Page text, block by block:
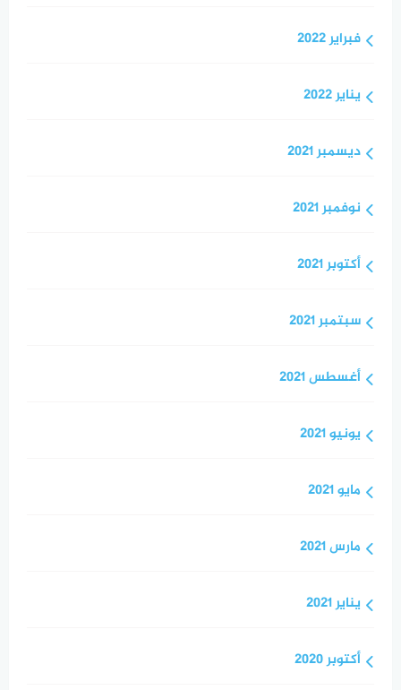
فبراير 2022
يناير 2022
ديسمبر 2021
نوفمبر 2021
أكتوبر 2021
سبتمبر 2021
أغسطس 2021
يونيو 2021
مايو 2021
مارس 2021
يناير 2021
أكتوبر 2020